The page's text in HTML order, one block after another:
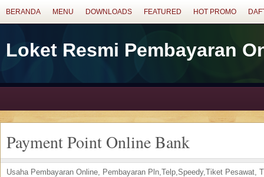
BERANDA MENU DOWNLOADS FEATURED HOT PROMO
Loket Resmi Pembayaran
Payment Point Online Bank
Usaha Pembayaran Online, Pembayaran Pln,Telp,Speedy,Tiket Pesawat,